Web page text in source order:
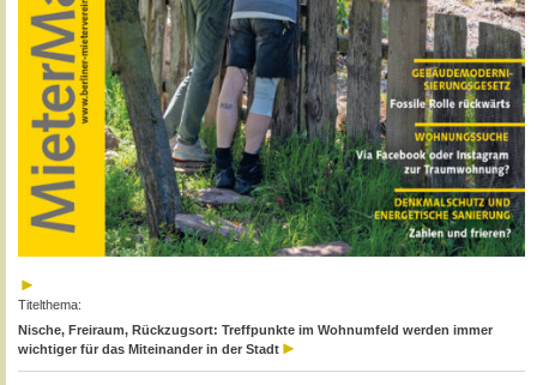
Titelthema:
Nische, Freiraum, Rückzugsort: Treffpunkte im Wohnumfeld werden immer
wichtiger für das Miteinander in der Stadt